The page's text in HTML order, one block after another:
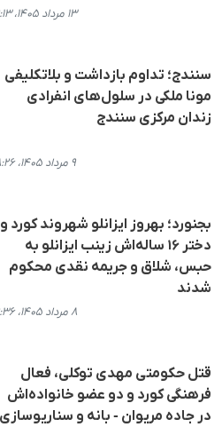
۱۳ مرداد ۱۴۰۵، ۱۹:۱۳
سنندج؛ تداوم بازداشت و بلاتکلیفی
مونا ملکی در سلول‌های انفرادی
زندان مرکزی سنندج
۹ مرداد ۱۴۰۵، ۱۸:۲۶
بجنورد؛ بهروز ایزانلو شهروند کورد و
دختر ۱۶ ساله‌اش زینب ایزانلو به
حبس، شلاق و جریمه نقدی محکوم
شدند
۸ مرداد ۱۴۰۵، ۱۹:۳۶
قتل حکومتی مهدی توکلی، فعال
فرهنگی کورد و دو عضو خانواده‌اش
در جاده مریوان - بانه و سناریوسازی